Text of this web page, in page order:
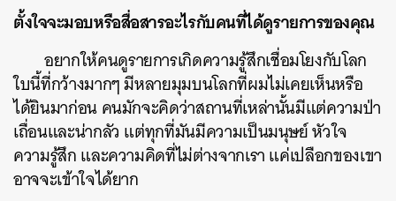
ตั้งใจจะมอบหรือสื่อสารอะไรกับคนที่ได้ดูรายการของคุณ
อยากให้คนดูรายการเกิดความรู้สึกเชื่อมโยงกับโลก
ใบนี้ที่กว้างมากๆ มีหลายมุมบนโลกที่ผมไม่เคยเห็นหรือ
ได้ยินมาก่อน คนมักจะคิดว่าสถานที่เหล่านั้นมีแต่ความป่า
เถื่อนและน่ากลัว แต่ทุกที่มันมีความเป็นมนุษย์ หัวใจ
ความรู้สึก และความคิดที่ไม่ต่างจากเรา แค่เปลือกของเขา
อาจจะเข้าใจได้ยาก